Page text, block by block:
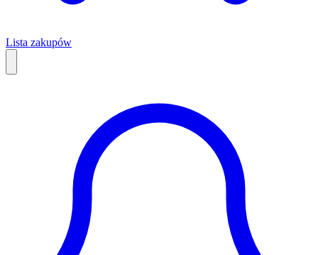
Lista zakupów